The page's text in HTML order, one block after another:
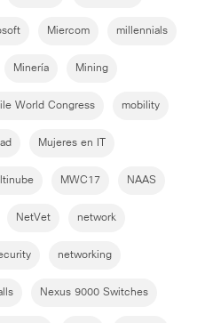
Miercom millennials
Minería Mining
World Congress mobility
Mujeres en IT
MWC17 NAAS
NetVet network
networking
Nexus 9000 Switches